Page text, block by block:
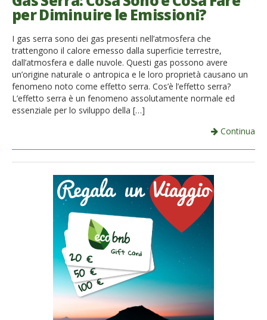
French
Italiano
per Diminuire le Emissioni?
I gas serra sono dei gas presenti nell’atmosfera che
trattengono il calore emesso dalla superficie terrestre,
dall’atmosfera e dalle nuvole. Questi gas possono avere
un’origine naturale o antropica e le loro proprietà causano un
fenomeno noto come effetto serra. Cos’è l’effetto serra?
L’effetto serra è un fenomeno assolutamente normale ed
essenziale per lo sviluppo della […]
Continua